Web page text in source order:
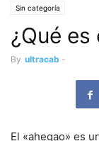
Sin categoría
¿Qué es
By ultracab -
El «ahegao» es